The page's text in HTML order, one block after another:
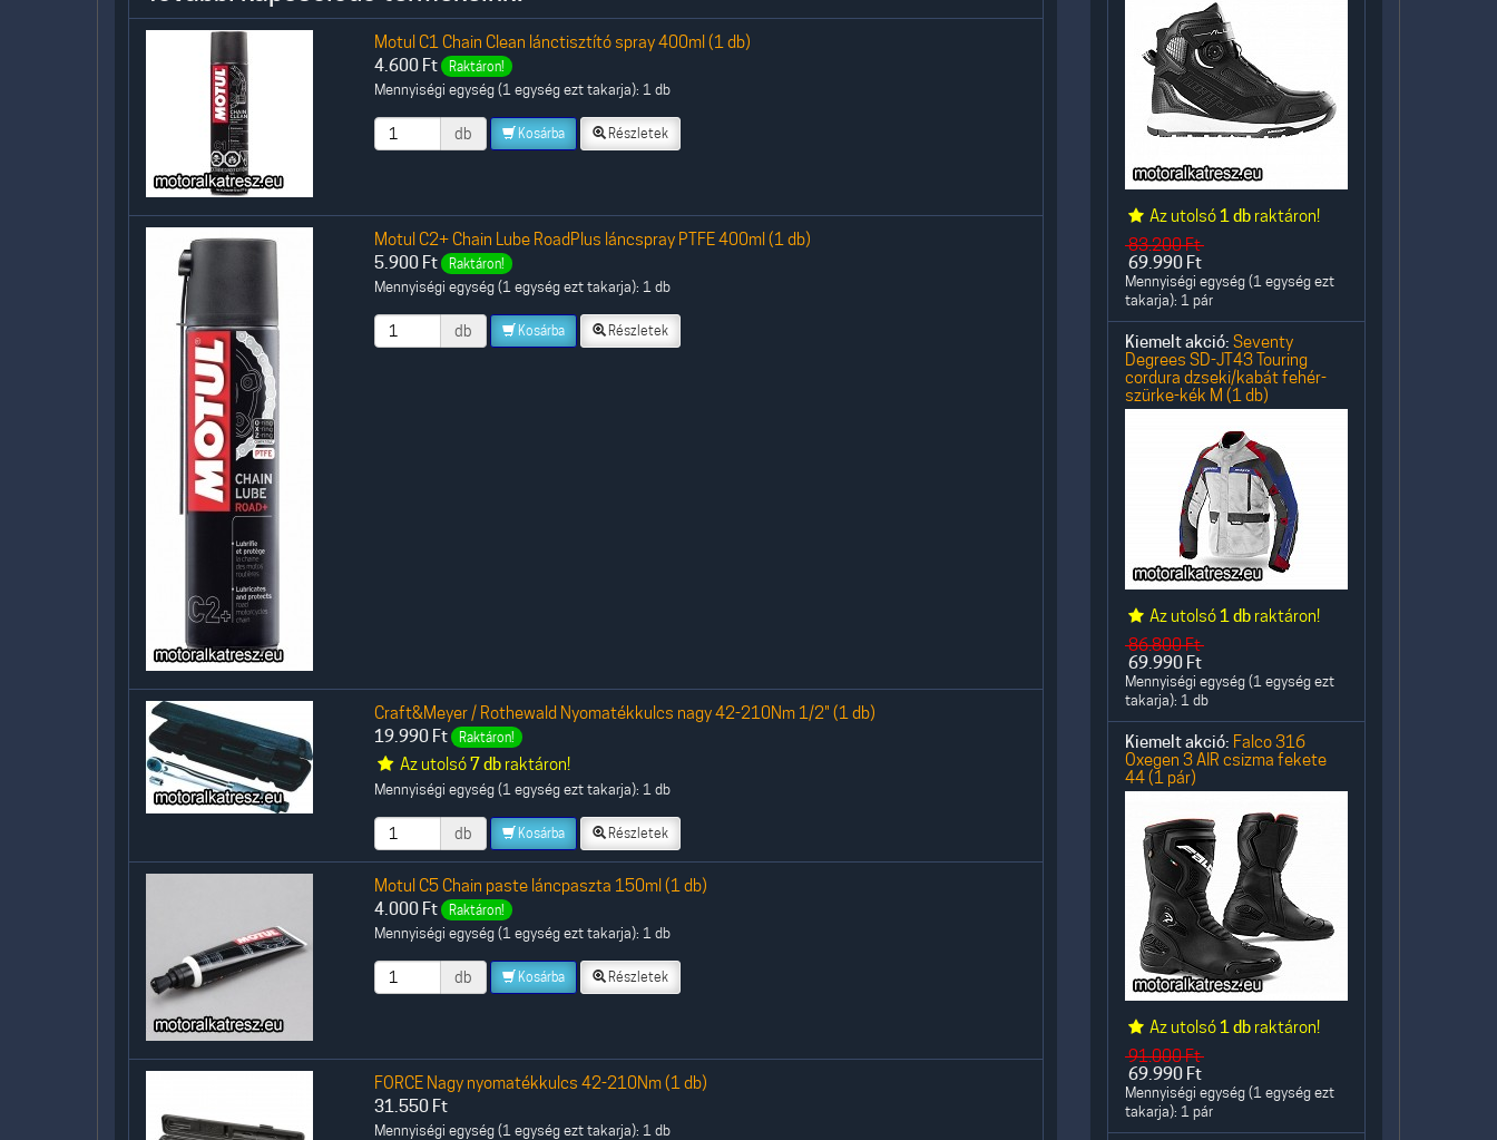
Motul C1 Chain Clean lánctisztító spray 400ml (1 db)
4.600 Ft Raktáron!
Mennyiségi egység (1 egység ezt takarja): 1 db
db Kosárba Részletek
Motul C2+ Chain Lube RoadPlus láncspray PTFE 400ml (1 db)
5.900 Ft Raktáron!
Mennyiségi egység (1 egység ezt takarja): 1 db
db Kosárba Részletek
Craft&Meyer / Rothewald Nyomatékkulcs nagy 42-210Nm 1/2" (1 db)
19.990 Ft Raktáron!
Az utolsó7 dbraktáron!
Mennyiségi egység (1 egység ezt takarja): 1 db
db Kosárba Részletek
Motul C5 Chain paste láncpaszta 150ml (1 db)
4.000 Ft Raktáron!
Mennyiségi egység (1 egység ezt takarja): 1 db
db Kosárba Részletek
FORCE Nagy nyomatékkulcs 42-210Nm (1 db)
31.550 Ft
Mennyiségi egység (1 egység ezt takarja): 1 db
Az utolsó 1 db raktáron!
83.200Ft
69.990 Ft
Mennyiségi egység (1 egység ezt
takarja): 1 pár
Kiemelt akció: Seventy
Degrees SD-JT43 Touring
cordura dzseki/kabát fehér-
szürke-kék M (1 db)
Az utolsó 1 db raktáron!
86.800Ft
69.990 Ft
Mennyiségi egység (1 egység ezt
takarja): 1 db
Kiemelt akció: Falco 316
Oxegen 3 AIR csizma fekete
44 (1 pár)
Az utolsó 1 db raktáron!
91.000Ft
69.990 Ft
Mennyiségi egység (1 egység ezt
takarja): 1 pár